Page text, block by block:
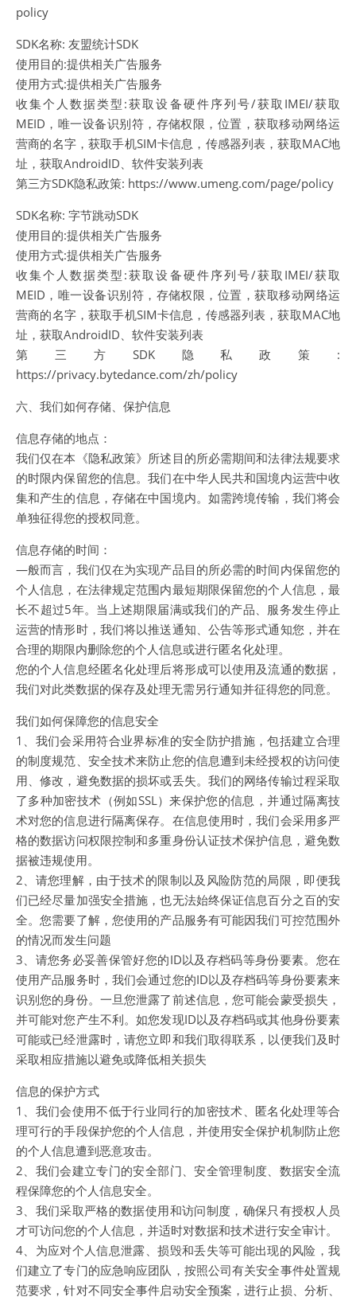
policy
SDK名称: 友盟统计SDK
使用目的:提供相关广告服务
使用方式:提供相关广告服务
收集个人数据类型:获取设备硬件序列号/获取IMEI/获取
MEID，唯一设备识别符，存储权限，位置，获取移动网络运
营商的名字，获取手机SIM卡信息，传感器列表，获取MAC地
址，获取AndroidID、软件安装列表
第三方SDK隐私政策: https://www.umeng.com/page/policy
SDK名称: 字节跳动SDK
使用目的:提供相关广告服务
使用方式:提供相关广告服务
收集个人数据类型:获取设备硬件序列号/获取IMEI/获取
MEID，唯一设备识别符，存储权限，位置，获取移动网络运
营商的名字，获取手机SIM卡信息，传感器列表，获取MAC地
址，获取AndroidID、软件安装列表
第三方SDK隐私政策:
https://privacy.bytedance.com/zh/policy
六、我们如何存储、保护信息
信息存储的地点：
我们仅在本《隐私政策》所述目的所必需期间和法律法规要求
的时限内保留您的信息。我们在中华人民共和国境内运营中收
集和产生的信息，存储在中国境内。如需跨境传输，我们将会
单独征得您的授权同意。
信息存储的时间：
—般而言，我们仅在为实现产品目的所必需的时间内保留您的
个人信息，在法律规定范围内最短期限保留您的个人信息，最
长不超过5年。当上述期限届满或我们的产品、服务发生停止
运营的情形时，我们将以推送通知、公告等形式通知您，并在
合理的期限内删除您的个人信息或进行匿名化处理。
您的个人信息经匿名化处理后将形成可以使用及流通的数据，
我们对此类数据的保存及处理无需另行通知并征得您的同意。
我们如何保障您的信息安全
1、我们会采用符合业界标准的安全防护措施，包括建立合理
的制度规范、安全技术来防止您的信息遭到未经授权的访问使
用、修改，避免数据的损坏或丢失。我们的网络传输过程采取
了多种加密技术（例如SSL）来保护您的信息，并通过隔离技
术对您的信息进行隔离保存。在信息使用时，我们会采用多严
格的数据访问权限控制和多重身份认证技术保护信息，避免数
据被违规使用。
2、请您理解，由于技术的限制以及风险防范的局限，即便我
们已经尽量加强安全措施，也无法始终保证信息百分之百的安
全。您需要了解，您使用的产品服务有可能因我们可控范围外
的情况而发生问题
3、请您务必妥善保管好您的ID以及存档码等身份要素。您在
使用产品服务时，我们会通过您的ID以及存档码等身份要素来
识别您的身份。一旦您泄露了前述信息，您可能会蒙受损失，
并可能对您产生不利。如您发现ID以及存档码或其他身份要素
可能或已经泄露时，请您立即和我们取得联系，以便我们及时
采取相应措施以避免或降低相关损失
信息的保护方式
1、我们会使用不低于行业同行的加密技术、匿名化处理等合
理可行的手段保护您的个人信息，并使用安全保护机制防止您
的个人信息遭到恶意攻击。
2、我们会建立专门的安全部门、安全管理制度、数据安全流
程保障您的个人信息安全。
3、我们采取严格的数据使用和访问制度，确保只有授权人员
才可访问您的个人信息，并适时对数据和技术进行安全审计。
4、为应对个人信息泄露、损毁和丢失等可能出现的风险，我
们建立了专门的应急响应团队，按照公司有关安全事件处置规
范要求，针对不同安全事件启动安全预案，进行止损、分析、